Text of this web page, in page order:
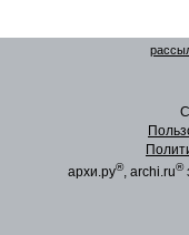
архи.ру®, archi.ru®